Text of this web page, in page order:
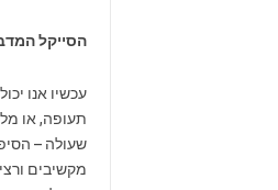
הסייקל
עכשיו אנו
תעופה, או
שעולה –
מקשיבים